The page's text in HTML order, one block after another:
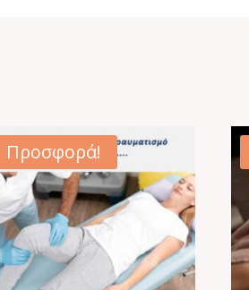
Προσφορά!